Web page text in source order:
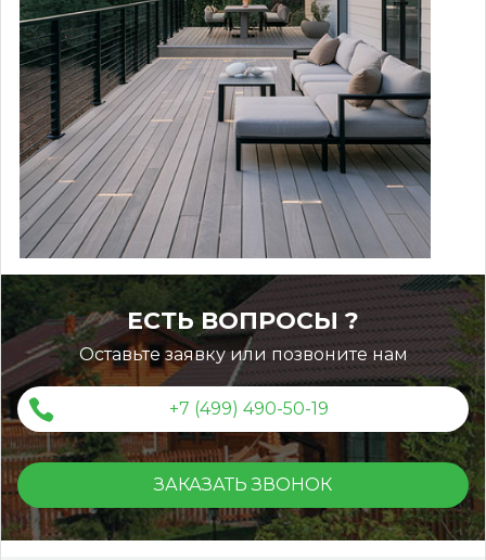
ЕСТЬ ВОПРОСЫ ?
Оставьте заявку или позвоните нам
+7 (499) 490-50-19
ЗАКАЗАТЬ ЗВОНОК